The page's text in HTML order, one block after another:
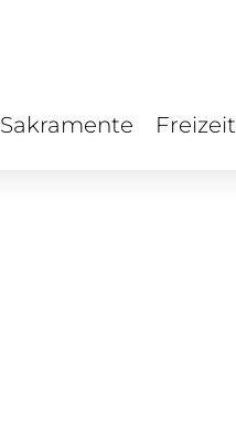
Sakramente Freizeit